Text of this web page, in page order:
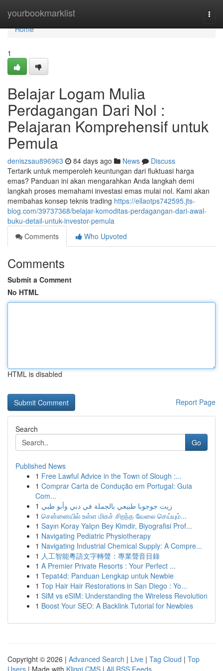
yourbookmarklist
Home
Home
1
Belajar Logam Mulia
Perdagangan Dari Nol :
Pelajaran Komprehensif untuk
Pemula
deniszsau896963 84 days ago News
Discuss
Tertarik untuk memperoleh keuntungan dari fluktuasi harga
emas? Panduan ini akan mengarahkan Anda langkah demi
langkah proses memahami investasi emas mulai nol. Kami akan
membahas konsep teknis trading https://ellaotps742595.jts-
blog.com/39737368/belajar-komoditas-perdagangan-dari-awal-
buku-detail-untuk-investor-pemula
Comments
Who Upvoted
Comments
Submit a Comment
No HTML
HTML is disabled
Report Page
Search
Go
Published News
1 Free Lawful Advice in the Town of Slough :...
1 Comprar Carta de Condução em Portugal: Guia
Com...
1 زيت جوجوبا طبيعي بالجملة في دبي وأبو ظبي
1 சென்னையில் உள்ள மிகச் சிறந்த வேலை செய்யும்...
1 Sayın Koray Yalçın Bey Kimdir, Biyografisi Prof...
1 Navigating Pediatric Physiotherapy
1 Navigating Industrial Chemical Supply: A Compre...
1 人工智能粵語文字轉聲：專業聲音目錄
1 A Premier Private Resorts : Your Perfect ...
1 Tepat4d: Panduan Lengkap untuk Newbie
1 Top Hair Hair Restorations in San Diego : Yo...
1 SIM vs eSIM: Understanding the Wireless Revolution
1 Boost Your SEO: A Backlink Tutorial for Newbies
Copyright © 2026 | Advanced Search | Live | Tag Cloud | Top
Users | Made with Kliqqi CMS | All RSS Feeds